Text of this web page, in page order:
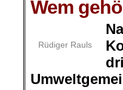
Wem
Rüdiger Rauls